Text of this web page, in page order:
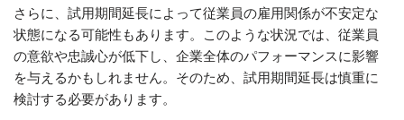
さらに、試用期間延長によって従業員の雇用関係が不安定な
状態になる可能性もあります。このような状況では、従業員
の意欲や忠誠心が低下し、企業全体のパフォーマンスに影響
を与えるかもしれません。そのため、試用期間延長は慎重に
検討する必要があります。